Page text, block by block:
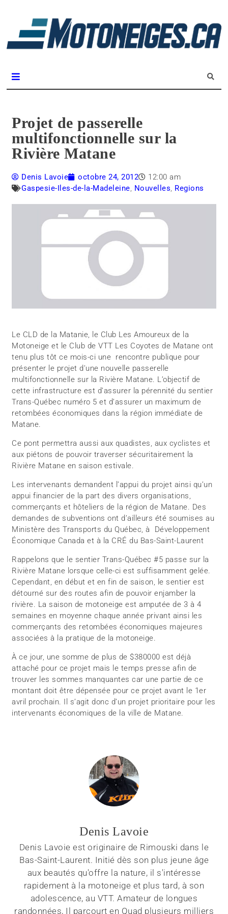
Projet de passerelle
multifonctionnelle sur la
Rivière Matane
Denis Lavoie octobre 24, 2012
12:00 am
Gaspesie-Iles-de-la-Madeleine, Nouvelles, Regions
Le CLD de la Matanie, le Club Les Amoureux de la
Motoneige et le Club de VTT Les Coyotes de Matane ont
tenu plus tôt ce mois-ci une rencontre publique pour
présenter le projet d’une nouvelle passerelle
multifonctionnelle sur la Rivière Matane. L’objectif de
cette infrastructure est d’assurer la pérennité du sentier
Trans-Québec numéro 5 et d’assurer un maximum de
retombées économiques dans la région immédiate de
Matane.
Ce pont permettra aussi aux quadistes, aux cyclistes et
aux piétons de pouvoir traverser sécuritairement la
Rivière Matane en saison estivale.
Les intervenants demandent l’appui du projet ainsi qu’un
appui financier de la part des divers organisations,
commerçants et hôteliers de la région de Matane. Des
demandes de subventions ont d’ailleurs été soumises au
Ministère des Transports du Québec, à Développement
Économique Canada et à la CRÉ du Bas-Saint-Laurent
Rappelons que le sentier Trans-Québec #5 passe sur la
Rivière Matane lorsque celle-ci est suffisamment gelée.
Cependant, en début et en fin de saison, le sentier est
détourné sur des routes afin de pouvoir enjamber la
rivière. La saison de motoneige est amputée de 3 à 4
semaines en moyenne chaque année privant ainsi les
commerçants des retombées économiques majeures
associées à la pratique de la motoneige.
À ce jour, une somme de plus de $380000 est déjà
attaché pour ce projet mais le temps presse afin de
trouver les sommes manquantes car une partie de ce
montant doit être dépensée pour ce projet avant le 1er
avril prochain. Il s’agit donc d’un projet prioritaire pour les
intervenants économiques de la ville de Matane.
Denis Lavoie
Denis Lavoie est originaire de Rimouski dans le
Bas-Saint-Laurent. Initié dès son plus jeune âge
aux beautés qu'offre la nature, il s'intéresse
rapidement à la motoneige et plus tard, à son
adolescence, au VTT. Amateur de longues
randonnées, Il parcourt en Quad plusieurs milliers